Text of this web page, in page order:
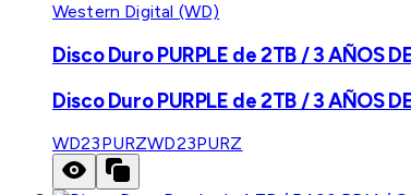
Western Digital (WD)
Disco Duro PURPLE de 2TB / 3 AÑOS
Disco Duro PURPLE de 2TB / 3 AÑOS
WD23PURZWD23PURZ